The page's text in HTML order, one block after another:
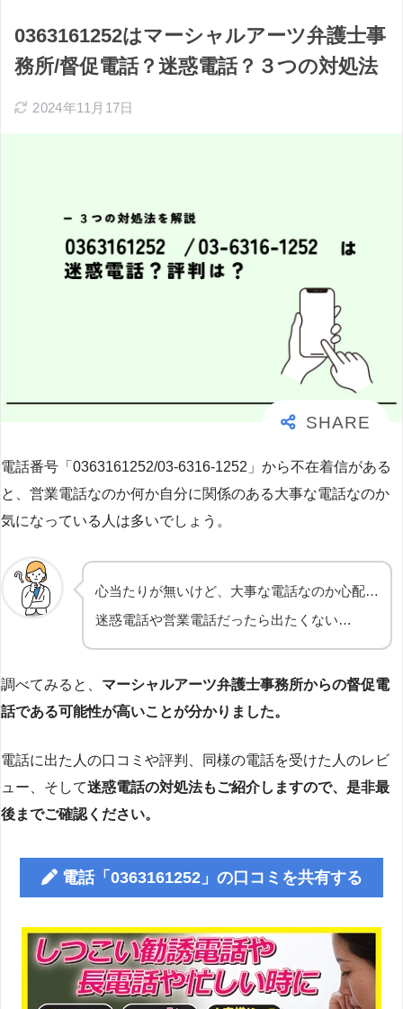
0363161252はマーシャルアーツ弁護士事
務所/督促電話？迷惑電話？３つの対処法
2024年11月17日
電話番号「0363161252/03-6316-1252」から不在着信がある
と、営業電話なのか何か自分に関係のある大事な電話なのか
気になっている人は多いでしょう。
心当たりが無いけど、大事な電話なのか心配…
迷惑電話や営業電話だったら出たくない…
調べてみると、 マーシャルアーツ弁護士事務所からの督促電
話である可能性が高いことが分かりました。
電話に出た人の口コミや評判、同様の電話を受けた人のレビ
ュー、そして迷惑電話の対処法もご紹介しますので、是非最
後までご確認ください。
電話「0363161252」の口コミを共有する